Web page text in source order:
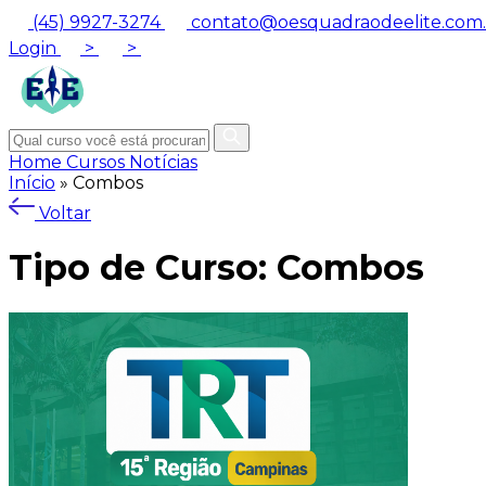
(45) 9927-3274
Login
> >
Home Cursos Notícias
Início » Combos
Voltar
Tipo de Curso: Combos